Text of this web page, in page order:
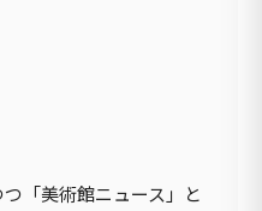
「美術館ニュース」と